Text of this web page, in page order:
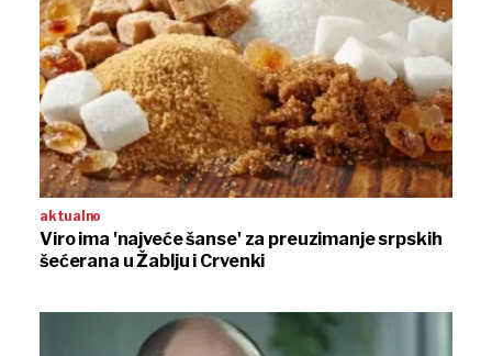
aktualno
Viro ima 'najveće šanse' za preuzimanje srpskih
šećerana u Žablju i Crvenki